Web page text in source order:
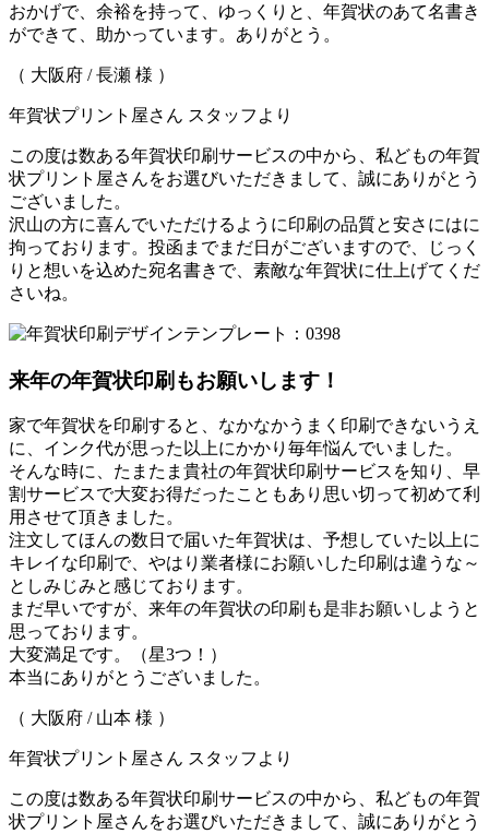
おかげで、余裕を持って、ゆっくりと、年賀状のあて名書き
ができて、助かっています。ありがとう。
（ 大阪府 / 長瀬 様 ）
年賀状プリント屋さん スタッフより
この度は数ある年賀状印刷サービスの中から、私どもの年賀
状プリント屋さんをお選びいただきまして、誠にありがとう
ございました。
沢山の方に喜んでいただけるように印刷の品質と安さにはに
拘っております。投函までまだ日がございますので、じっく
りと想いを込めた宛名書きで、素敵な年賀状に仕上げてくだ
さいね。
来年の年賀状印刷もお願いします！
家で年賀状を印刷すると、なかなかうまく印刷できないうえ
に、インク代が思った以上にかかり毎年悩んでいました。
そんな時に、たまたま貴社の年賀状印刷サービスを知り、早
割サービスで大変お得だったこともあり思い切って初めて利
用させて頂きました。
注文してほんの数日で届いた年賀状は、予想していた以上に
キレイな印刷で、やはり業者様にお願いした印刷は違うな～
としみじみと感じております。
まだ早いですが、来年の年賀状の印刷も是非お願いしようと
思っております。
大変満足です。（星3つ！）
本当にありがとうございました。
（ 大阪府 / 山本 様 ）
年賀状プリント屋さん スタッフより
この度は数ある年賀状印刷サービスの中から、私どもの年賀
状プリント屋さんをお選びいただきまして、誠にありがとう